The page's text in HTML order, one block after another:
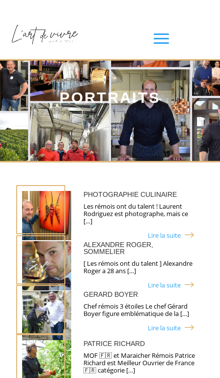
PORTRAITS
PHOTOGRAPHIE CULINAIRE
Les rémois ont du talent ! Laurent
Rodriguez est photographe, mais ce
[…]
Lire la suite
ALEXANDRE ROGER,
SOMMELIER
[ Les rémois ont du talent ] Alexandre
Roger a 28 ans […]
Lire la suite
GERARD BOYER
Chef rémois 3 étoiles Le chef Gérard
Boyer figure emblématique de la […]
Lire la suite
PATRICE RICHARD
MOF 🇫🇷 et Maraicher Rémois Patrice
Richard est Meilleur Ouvrier de France
🇫🇷 catégorie […]